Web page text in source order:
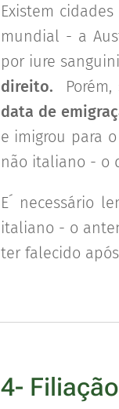
Existem
mundial - a
por iure
direito.
data de
e imigrou para
não italiano - o
E´ necessário
italiano - o
ter falecido após
4- Filiação